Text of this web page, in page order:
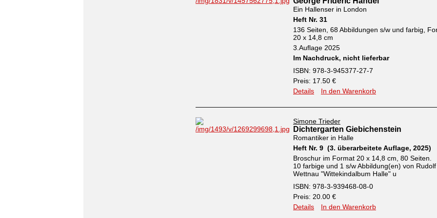
Ein Hallenser in London
Heft Nr. 31
136 Seiten, 68 Abbildungen s/w und farbig,
20 x 14,8 cm
3.Auflage 2025
Im Nachdruck, nicht lieferbar
ISBN: 978-3-945377-27-7
Preis: 17.50 €
Details
In den Warenkorb
Simone Trieder
Dichtergarten Giebichenstein
Romantiker in Halle
Heft Nr. 9 (3. überarbeitete Auflage, 2025)
Broschur im Format 20 x 14,8 cm, 80 Seiten.
10 farbige und 1 s/w Abbildung(en) von Rudolf
Wettnau "Wittekindalbum Halle" u
ISBN: 978-3-939468-08-0
Preis: 20.00 €
Details
In den Warenkorb